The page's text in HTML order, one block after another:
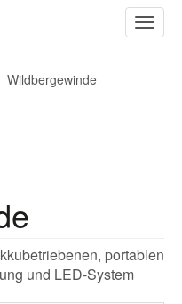
ein-/
Wildbergewinde
portablen
und LED-System